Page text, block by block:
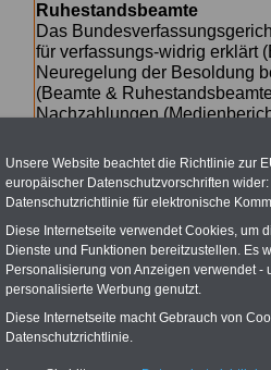
Ruhestandsbeamte
Das
für verfassungs-widrig erklärt
Neuregelung der Besoldung
(Beamte &
Nachzahlungen
SERVICE gibt hierzu im II.
(unmittelbar nach Beschluss
Bundesregierung >>>
zur
Beamte
Unsere Website beachtet die Richtlinie zur
europäischer Datenschutzvorschriften
Datenschutzrichtlinie für elektronische
Diese Internetseite verwendet Cookies, um
Dienste und Funktionen bereitzustellen. Es
Personalisierung von Anzeigen verwendet
personalisierte Werbung genutzt.
Diese Internetseite macht Gebrauch von
Datenschutzrichtlinie.